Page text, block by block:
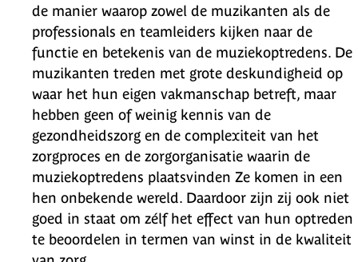
de manier waarop zowel de muzikanten als de
professionals en teamleiders kijken naar de
functie en betekenis van de muziekoptredens. De
muzikanten treden met grote deskundigheid op
waar het hun eigen vakmanschap betreft, maar
hebben geen of weinig kennis van de
gezondheidszorg en de complexiteit van het
zorgproces en de zorgorganisatie waarin de
muziekoptredens plaatsvinden Ze komen in een
hen onbekende wereld. Daardoor zijn zij ook niet
goed in staat om zélf het effect van hun optreden
te beoordelen in termen van winst in de kwaliteit